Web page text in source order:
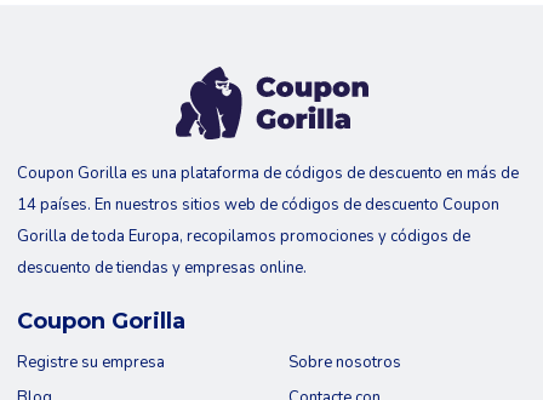
Coupon Gorilla es una plataforma de códigos de descuento en más de
14 países. En nuestros sitios web de códigos de descuento Coupon
Gorilla de toda Europa, recopilamos promociones y códigos de
descuento de tiendas y empresas online.
Coupon Gorilla
Registre su empresa
Sobre nosotros